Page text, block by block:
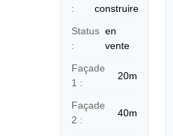
:
construire
Status
:
en
vente
Façade
1 :
20m
Façade
2 :
40m